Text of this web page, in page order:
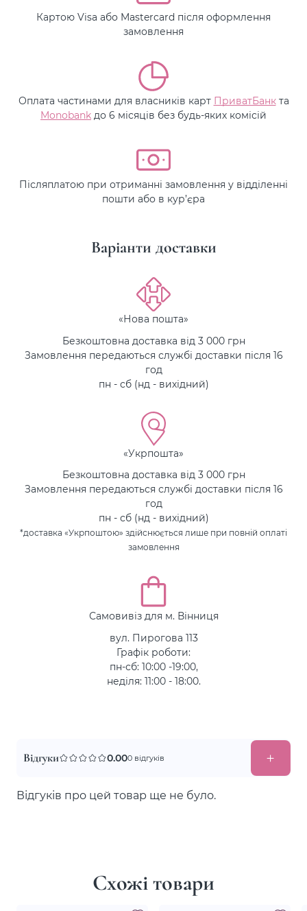
Картою Visa або Mastercard після оформлення
замовлення
Оплата частинами для власників карт ПриватБанкта
Monobank до 6 місяців без будь-яких комісій
Післяплатою при отриманні замовлення у відділенні
пошти або в кур’єра
Варіанти доставки
«Нова пошта»
Безкоштовна доставка від 3 000 грн
Замовлення передаються службі доставки після 16
год
пн - сб (нд - вихідний)
«Укрпошта»
Безкоштовна доставка від 3 000 грн
Замовлення передаються службі доставки після 16
год
пн - сб (нд - вихідний)
*доставка «Укрпоштою» здійснюється лише при повній оплаті
замовлення
Самовивіз для м. Вінниця
вул. Пирогова 113
Графік роботи:
пн-сб: 10:00 -19:00,
неділя: 11:00 - 18:00.
Відгуки 0.000 відгуків
Відгуків про цей товар ще не було.
Схожі товари